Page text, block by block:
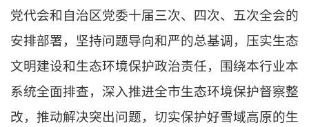
党代会和自治区党委十届三次、四次、五次全会的
安排部署，坚持问题导向和严的总基调，压实生态
文明建设和生态环境保护政治责任，围绕本行业本
系统全面排查，深入推进全市生态环境保护督察整
改，推动解决突出问题，切实保护好雪域高原的生